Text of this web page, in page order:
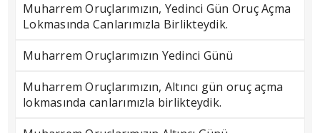
Muharrem Oruçlarımızın, Yedinci Gün Oruç Açma
Lokmasında Canlarımızla Birlikteydik.
Muharrem Oruçlarımızın Yedinci Günü
Muharrem Oruçlarımızın, Altıncı gün oruç açma
lokmasında canlarımızla birlikteydik.